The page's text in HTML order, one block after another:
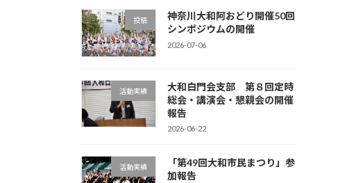
投稿
神奈川大和阿おどり開催50回
シンポジウムの開催
2026-07-06
活動実績
大和白門会支部 第８回定時
総会・講演会・懇親会の開催
報告
2026-06-22
活動実績
「第49回大和市民まつり」参
加報告